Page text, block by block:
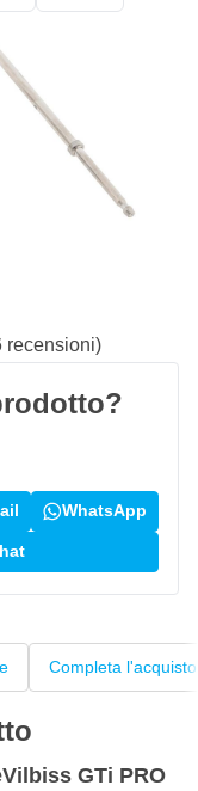
al Carrello
recensioni)
WhatsApp
Completa l'acquisto
GTi PRO